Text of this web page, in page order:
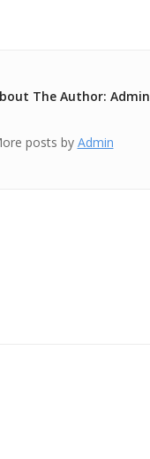
The Author: Admin
posts by Admin